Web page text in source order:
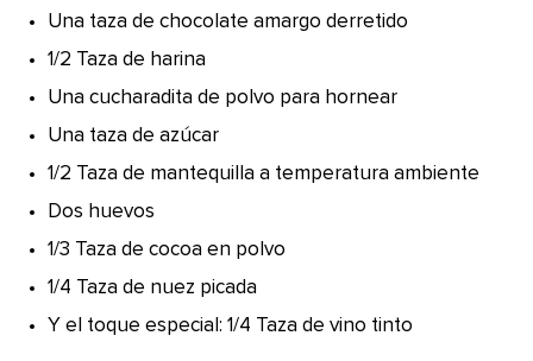
Una taza de chocolate amargo derretido
1/2 Taza de harina
Una cucharadita de polvo para hornear
Una taza de azúcar
1/2 Taza de mantequilla a temperatura ambiente
Dos huevos
1/3 Taza de cocoa en polvo
1/4 Taza de nuez picada
Y el toque especial: 1/4 Taza de vino tinto